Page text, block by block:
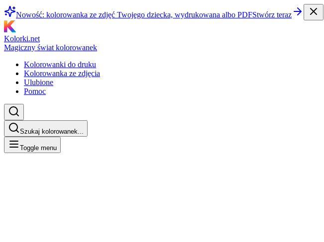
Nowość: kolorowanka ze zdjęć Twojego dziecka, wydrukowana albo PDFStwórz teraz
Kolorki.net
Magiczny świat kolorowanek
Kolorowanki do druku
Kolorowanka ze zdjęcia
Ulubione
Pomoc
Szukaj kolorowanek...
Toggle menu